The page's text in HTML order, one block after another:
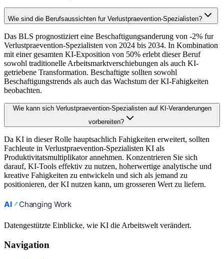
Wie sind die Berufsaussichten fur Verlustpraevention-Spezialisten?
Das BLS prognostiziert eine Beschaftigungsanderung von -2% fur
Verlustpraevention-Spezialisten von 2024 bis 2034. In Kombination
mit einer gesamten KI-Exposition von 50% erlebt dieser Beruf
sowohl traditionelle Arbeitsmarktverschiebungen als auch KI-
getriebene Transformation. Beschaftigte sollten sowohl
Beschaftigungstrends als auch das Wachstum der KI-Fahigkeiten
beobachten.
Wie kann sich Verlustpraevention-Spezialisten auf KI-Veranderungen
vorbereiten?
Da KI in dieser Rolle hauptsachlich Fahigkeiten erweitert, sollten
Fachleute in Verlustpraevention-Spezialisten KI als
Produktivitatsmultiplikator annehmen. Konzentrieren Sie sich
darauf, KI-Tools effektiv zu nutzen, hoherwertige analytische und
kreative Fahigkeiten zu entwickeln und sich als jemand zu
positionieren, der KI nutzen kann, um grosseren Wert zu liefern.
Datengestützte Einblicke, wie KI die Arbeitswelt verändert.
Navigation